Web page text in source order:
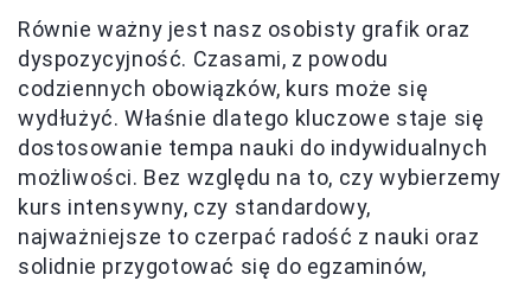
Równie ważny jest nasz osobisty grafik oraz
dyspozycyjność. Czasami, z powodu
codziennych obowiązków, kurs może się
wydłużyć. Właśnie dlatego kluczowe staje się
dostosowanie tempa nauki do indywidualnych
możliwości. Bez względu na to, czy wybierzemy
kurs intensywny, czy standardowy,
najważniejsze to czerpać radość z nauki oraz
solidnie przygotować się do egzaminów,